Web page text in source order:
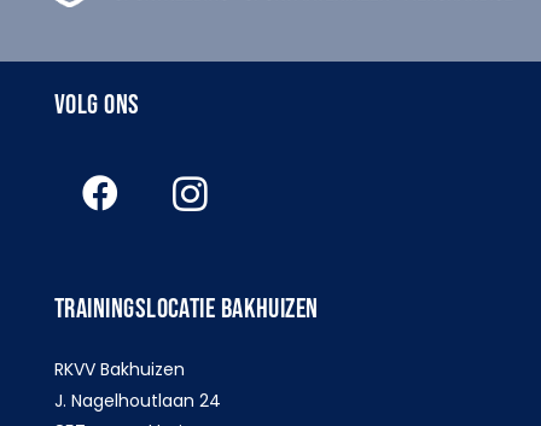
VOLG ONS
TRAININGSLOCATIE BAKHUIZEN
RKVV Bakhuizen
J. Nagelhoutlaan 24